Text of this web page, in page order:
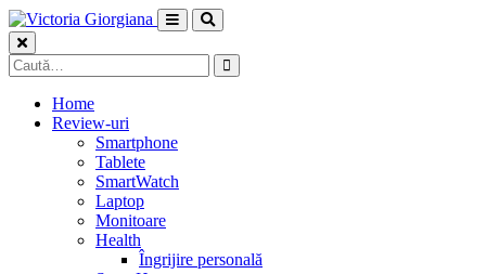
Skip
to
content
Caută
după:
Home
Review-uri
Smartphone
Tablete
SmartWatch
Laptop
Monitoare
Health
Îngrijire personală